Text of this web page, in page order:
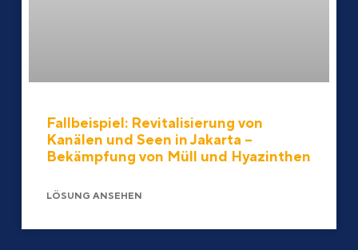
Fallbeispiel: Revitalisierung von
Kanälen und Seen in Jakarta –
Bekämpfung von Müll und Hyazinthen
LÖSUNG ANSEHEN